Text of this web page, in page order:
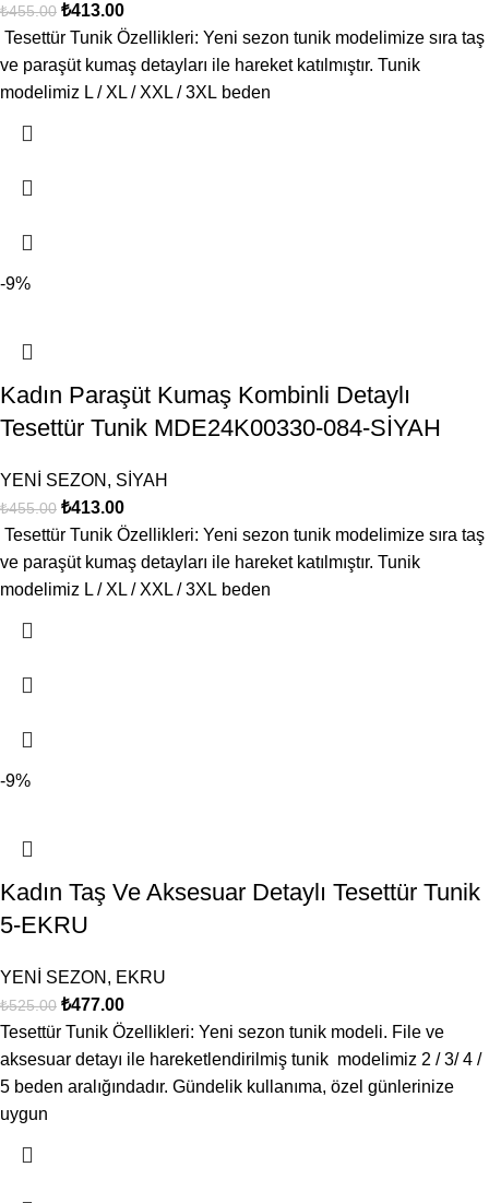
₺455.00 ₺413.00
Tesettür Tunik Özellikleri: Yeni sezon tunik modelimize sıra taş
ve paraşüt kumaş detayları ile hareket katılmıştır. Tunik
modelimiz L / XL / XXL / 3XL beden
-9%
Kadın Paraşüt Kumaş Kombinli Detaylı
Tesettür Tunik MDE24K00330-084-SİYAH
YENİ SEZON , SİYAH
₺455.00 ₺413.00
Tesettür Tunik Özellikleri: Yeni sezon tunik modelimize sıra taş
ve paraşüt kumaş detayları ile hareket katılmıştır. Tunik
modelimiz L / XL / XXL / 3XL beden
-9%
Kadın Taş Ve Aksesuar Detaylı Tesettür Tunik
5-EKRU
YENİ SEZON , EKRU
₺525.00 ₺477.00
Tesettür Tunik Özellikleri: Yeni sezon tunik modeli. File ve
aksesuar detayı ile hareketlendirilmiş tunik modelimiz 2 / 3/ 4 /
5 beden aralığındadır. Gündelik kullanıma, özel günlerinize
uygun